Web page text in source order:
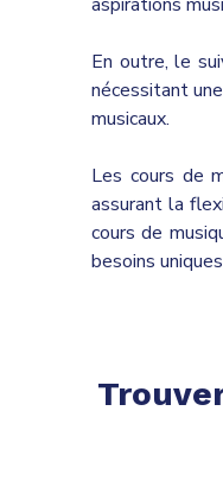
En outre, le
nécessitant
musicaux.
Les cours de
assurant la
cours de
besoins